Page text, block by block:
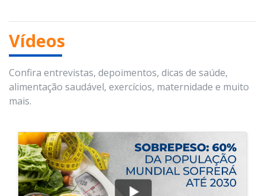
Vídeos
Confira entrevistas, depoimentos, dicas de saúde,
alimentação saudável, exercícios, maternidade e muito
mais.